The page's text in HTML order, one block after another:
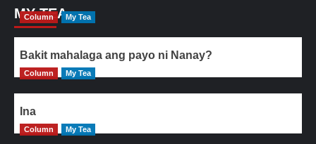
MY TEA
Column My Tea
Bakit mahalaga ang payo ni Nanay?
Column My Tea
Ina
Column My Tea